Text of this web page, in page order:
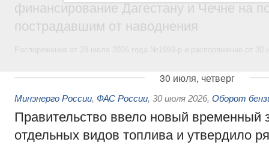
финансирование Дагестану и Чечне на
пострадавшим от наводнения
30 июля, четверг
Минэнерго России, ФАС России, 30 июля 2026, Оборот
Правительство ввело новый временный
отдельных видов топлива и утвердило